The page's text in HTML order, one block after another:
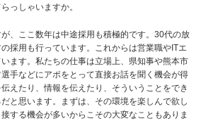
っしゃいますか。
が、ここ数年は中途採用も積極的です。30代の放
採用も行っています。これからは営業職やITエ
ます。私たちの仕事は立場上、県知事や熊本市
手などにアポをとって直接お話を聞く機会が得
えたり、情報を伝えたり、そういうことをでき
と思います。まずは、その環境を楽しんで欲し
する機会が多いからこその大変なこともありま